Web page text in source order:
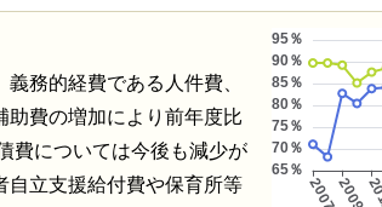
務的経費である人件費、
助費の増加により前年度比
費については今後も減少が
自立支援給付費や保育所等